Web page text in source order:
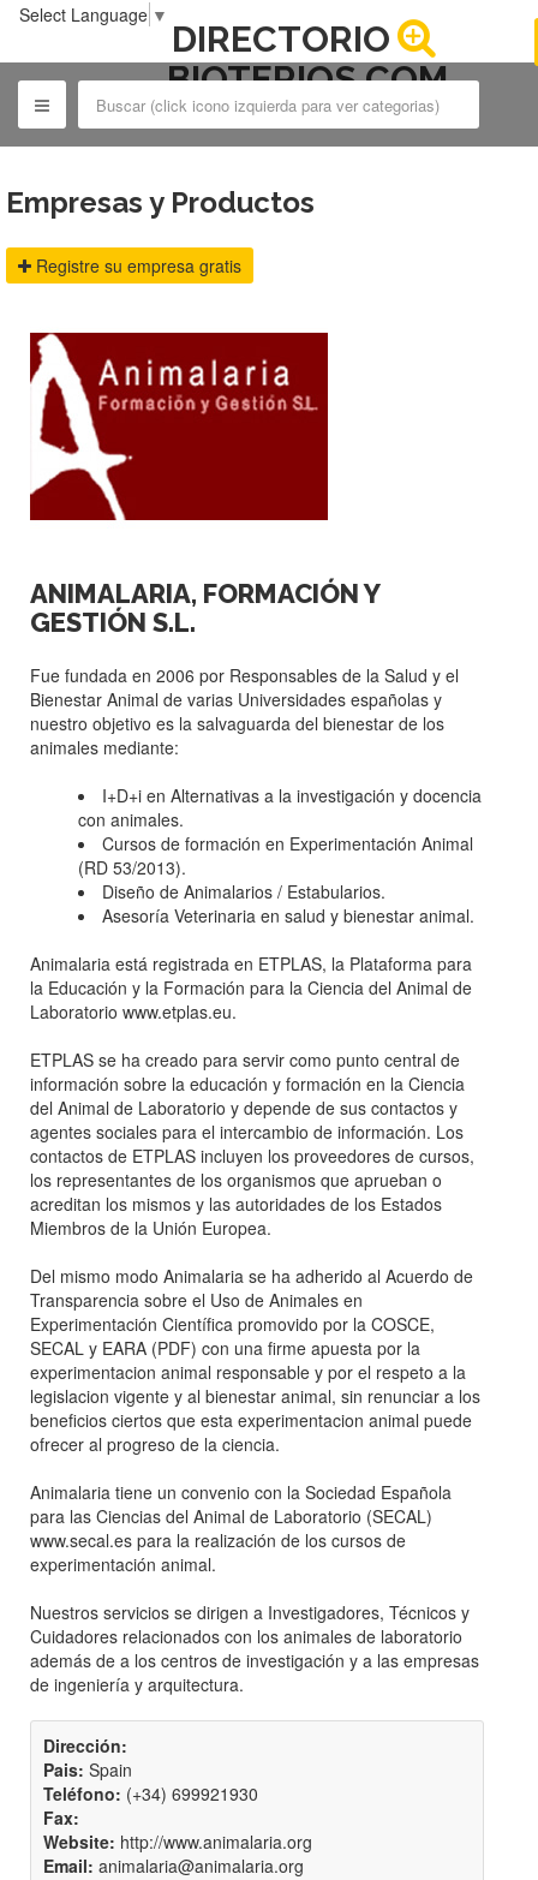
Select Language ▼
DIRECTORIO
BIOTERIOS.COM
Empresas y Productos
Registre su empresa gratis
ANIMALARIA, FORMACIÓN Y
GESTIÓN S.L.
Fue fundada en 2006 por Responsables de la Salud y el
Bienestar Animal de varias Universidades españolas y
nuestro objetivo es la salvaguarda del bienestar de los
animales mediante:
I+D+i en Alternativas a la investigación y docencia
con animales.
Cursos de formación en Experimentación Animal
(RD 53/2013).
Diseño de Animalarios / Estabularios.
Asesoría Veterinaria en salud y bienestar animal.
Animalaria está registrada en ETPLAS, la Plataforma para
la Educación y la Formación para la Ciencia del Animal de
Laboratorio www.etplas.eu.
ETPLAS se ha creado para servir como punto central de
información sobre la educación y formación en la Ciencia
del Animal de Laboratorio y depende de sus contactos y
agentes sociales para el intercambio de información. Los
contactos de ETPLAS incluyen los proveedores de cursos,
los representantes de los organismos que aprueban o
acreditan los mismos y las autoridades de los Estados
Miembros de la Unión Europea.
Del mismo modo Animalaria se ha adherido al Acuerdo de
Transparencia sobre el Uso de Animales en
Experimentación Científica promovido por la COSCE,
SECAL y EARA (PDF) con una firme apuesta por la
experimentacion animal responsable y por el respeto a la
legislacion vigente y al bienestar animal, sin renunciar a los
beneficios ciertos que esta experimentacion animal puede
ofrecer al progreso de la ciencia.
Animalaria tiene un convenio con la Sociedad Española
para las Ciencias del Animal de Laboratorio (SECAL)
www.secal.es para la realización de los cursos de
experimentación animal.
Nuestros servicios se dirigen a Investigadores, Técnicos y
Cuidadores relacionados con los animales de laboratorio
además de a los centros de investigación y a las empresas
de ingeniería y arquitectura.
Dirección:
Pais: Spain
Teléfono: (+34) 699921930
Fax:
Website: http://www.animalaria.org
Email: animalaria@animalaria.org